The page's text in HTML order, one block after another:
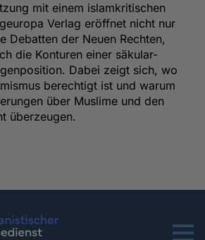
mit einem islamkritischen
Verlag eröffnet nicht nur
Debatten der Neuen Rechten,
die Konturen einer säkular-
Dabei zeigt sich, wo
berechtigt ist und warum
über Muslime und den
überzeugen.
Menu